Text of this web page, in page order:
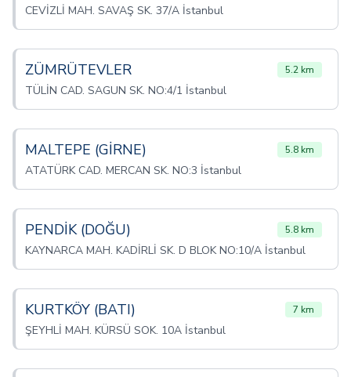
CEVİZLİ MAH. SAVAŞ SK. 37/A İstanbul
ZÜMRÜTEVLER 5.2 km
TÜLİN CAD. SAGUN SK. NO:4/1 İstanbul
MALTEPE (GİRNE) 5.8 km
ATATÜRK CAD. MERCAN SK. NO:3 İstanbul
PENDİK (DOĞU) 5.8 km
KAYNARCA MAH. KADİRLİ SK. D BLOK NO:10/A İstanbul
KURTKÖY (BATI) 7 km
ŞEYHLİ MAH. KÜRSÜ SOK. 10A İstanbul